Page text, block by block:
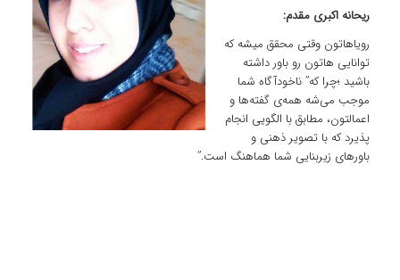
ریحانه اکبری مقدم:
رویاهاتون وقتی محقق میشه که
توانایی هاتون رو باور داشته
باشید ؛چرا که” ناخودآگاه شما
موجب می‌شه همه‌ی گفته‌ها و
اعمالتون‌، مطابق با الگویی انجام
پذیرد که با تصویر ذهنی و
باورهای زیر‌بنایی شما هماهنگ است.”